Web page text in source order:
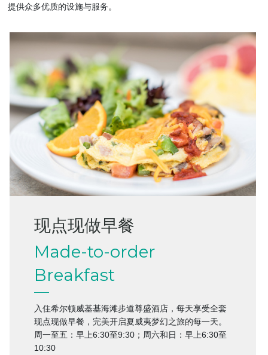
提供众多优质的设施与服务。
现点现做早餐
Made-to-order
Breakfast
入住希尔顿威基基海滩步道尊盛酒店，每天享受全套
现点现做早餐，完美开启夏威夷梦幻之旅的每一天。
周一至五：早上6:30至9:30；周六和日：早上6:30至
10:30